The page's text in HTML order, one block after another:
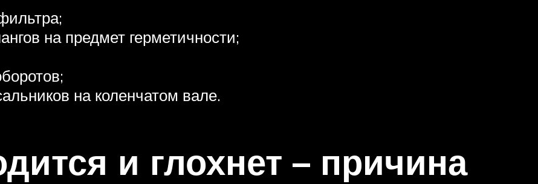
на предмет герметичности;
на коленчатом вале.
и глохнет – причина